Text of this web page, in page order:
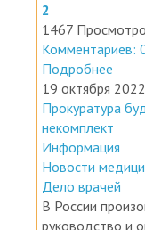
2
1467
Комментариев:
Подробнее
19 октября 2022
Прокуратура
некомплект
Информация
Новости
Дело врачей
В России
руководство и